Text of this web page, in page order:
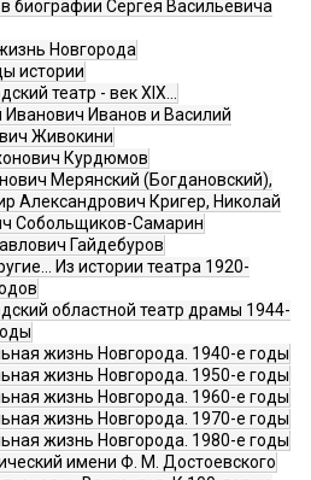
биографии Сергея Васильевича
Новгорода
истории
театр - век XIX…
Иванович Иванов и Василий
Живокини
Курдюмов
Мерянский (Богдановский),
Александрович Кригер, Николай
Собольщиков-Самарин
Гайдебуров
Из истории театра 1920-
областной театр драмы 1944-
жизнь Новгорода. 1940-е годы
жизнь Новгорода. 1950-е годы
жизнь Новгорода. 1960-е годы
жизнь Новгорода. 1970-е годы
жизнь Новгорода. 1980-е годы
имени Ф. М. Достоевского